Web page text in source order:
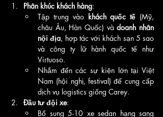
Phân khúc khách hàng:
Tập trung vào khách quốc tế (Mỹ,
châu Âu, Hàn Quốc) và doanh nhân
nội địa, hợp tác với khách sạn 5 sao
và công ty lữ hành quốc tế như
Virtuoso.
Nhắm đến các sự kiện lớn tại Việt
Nam (hội nghị, festival) để cung cấp
dịch vụ logistics giống Carey.
Đầu tư đội xe:
Bổ sung 5-10 xe sedan hạng sang